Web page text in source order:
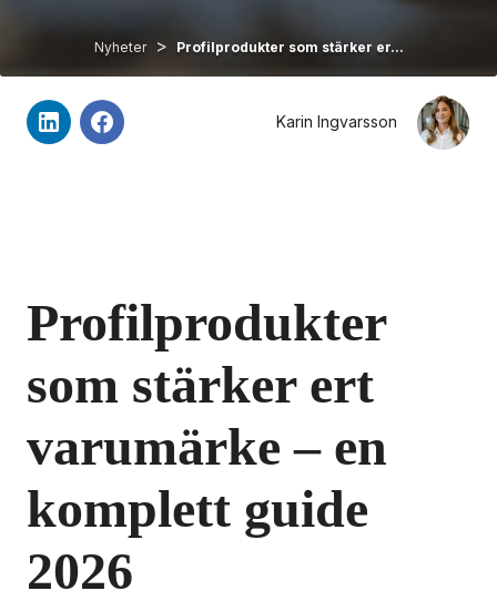
Nyheter > Profilprodukter som stärker er...
Karin Ingvarsson
Profilprodukter
som stärker ert
varumärke – en
komplett guide
2026